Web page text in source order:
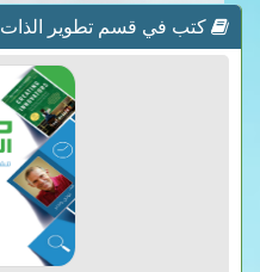
كتب في قسم تطوير الذات